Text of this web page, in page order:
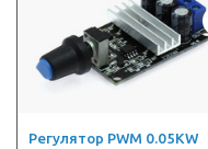
Регулятор PWM 0.05KW